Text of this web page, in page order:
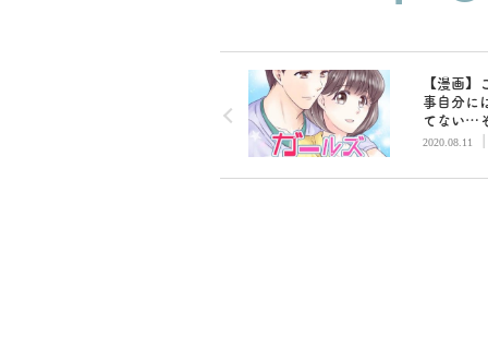
【漫画】
事自分に
てない…
ときお客
ション（
2020.08.11